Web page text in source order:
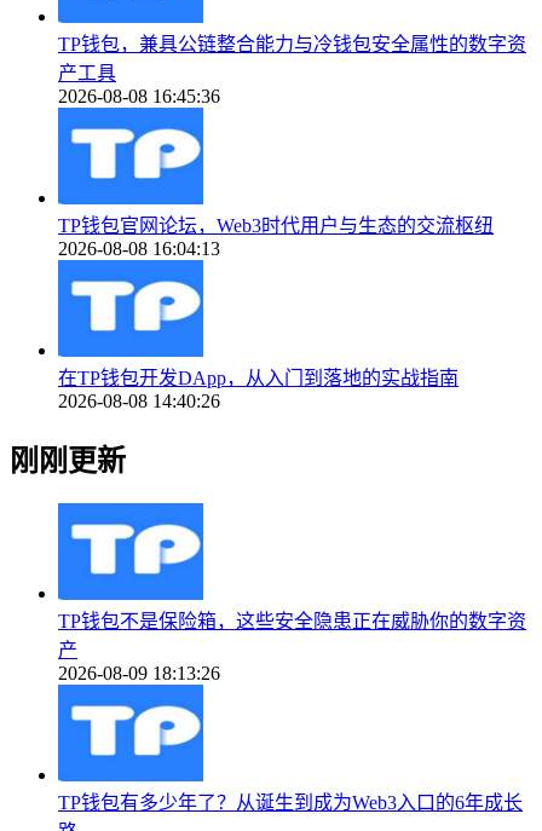
TP钱包，兼具公链整合能力与冷钱包安全属性的数字资
产工具
2026-08-08 16:45:36
TP钱包官网论坛，Web3时代用户与生态的交流枢纽
2026-08-08 16:04:13
在TP钱包开发DApp，从入门到落地的实战指南
2026-08-08 14:40:26
刚刚更新
TP钱包不是保险箱，这些安全隐患正在威胁你的数字资
产
2026-08-09 18:13:26
TP钱包有多少年了？从诞生到成为Web3入口的6年成长